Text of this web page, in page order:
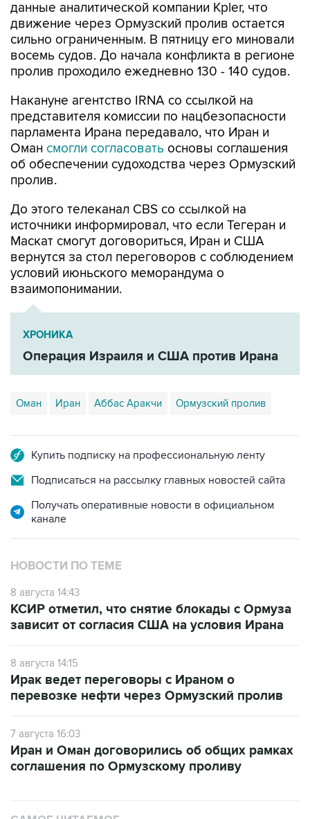
данные аналитической компании Kpler, что
движение через Ормузский пролив остается
сильно ограниченным. В пятницу его миновали
восемь судов. До начала конфликта в регионе
пролив проходило ежедневно 130 - 140 судов.
Накануне агентство IRNA со ссылкой на
представителя комиссии по нацбезопасности
парламента Ирана передавало, что Иран и
Оман смогли согласовать основы соглашения
об обеспечении судоходства через Ормузский
пролив.
До этого телеканал CBS со ссылкой на
источники информировал, что если Тегеран и
Маскат смогут договориться, Иран и США
вернутся за стол переговоров с соблюдением
условий июньского меморандума о
взаимопонимании.
ХРОНИКА
Операция Израиля и США против Ирана
Оман Иран Аббас Аракчи Ормузский пролив
Купить подписку на профессиональную ленту
Подписаться на рассылку главных новостей сайта
Получать оперативные новости в официальном
канале
НОВОСТИ ПО ТЕМЕ
8 августа 14:43
КСИР отметил, что снятие блокады с Ормуза
зависит от согласия США на условия Ирана
8 августа 14:15
Ирак ведет переговоры с Ираном о
перевозке нефти через Ормузский пролив
7 августа 16:03
Иран и Оман договорились об общих рамках
соглашения по Ормузскому проливу